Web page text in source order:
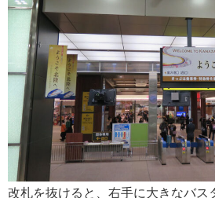
改札を抜けると、右手に大きなバス